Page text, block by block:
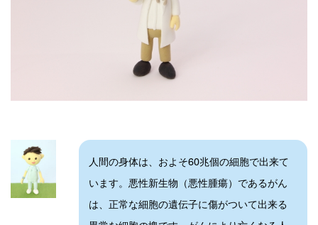
人間の身体は、およそ60兆個の細胞で出来て
います。悪性新生物（悪性腫瘍）であるがん
は、正常な細胞の遺伝子に傷がついて出来る